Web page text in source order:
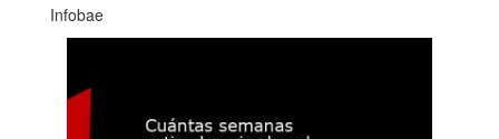
Infobae